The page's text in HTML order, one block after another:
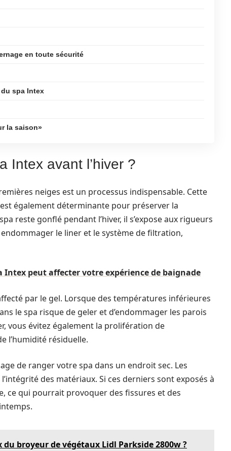
en toute sécurité
spa Intex
la saison»
Intex avant l’hiver ?
neiges est un processus indispensable. Cette
également déterminante pour préserver la
reste gonflé pendant l’hiver, il s’expose aux rigueurs
le liner et le système de filtration,
Intex peut affecter votre expérience de baignade
par le gel. Lorsque des températures inférieures
le spa risque de geler et d’endommager les parois
vous évitez également la prolifération de
l’humidité résiduelle.
de ranger votre spa dans un endroit sec. Les
des matériaux. Si ces derniers sont exposés à
ce qui pourrait provoquer des fissures et des
broyeur de végétaux Lidl Parkside 2800w ?